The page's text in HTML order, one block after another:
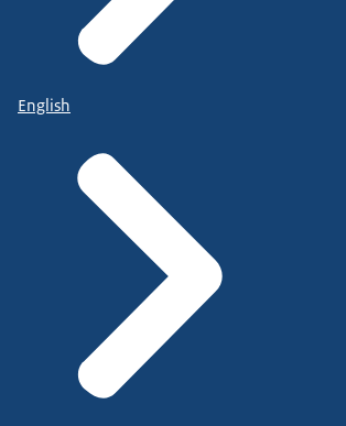
English